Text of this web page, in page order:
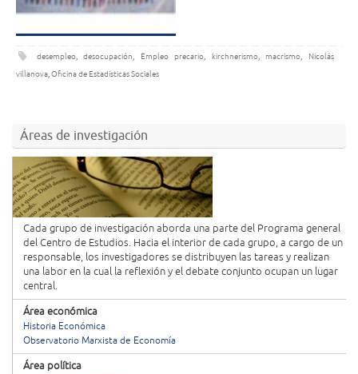
desempleo,desocupación, Empleo precario, kirchnerismo, macrismo, Nicolás
villanova,Oficina de Estadísticas Sociales
Áreas de investigación
Cada grupo de investigación aborda una parte del Programa general
del Centro de Estudios. Hacia el interior de cada grupo, a cargo de un
responsable, los investigadores se distribuyen las tareas y realizan
una labor en la cual la reflexión y el debate conjunto ocupan un lugar
central.
Área económica
Historia Económica
Observatorio Marxista de Economía
Área política